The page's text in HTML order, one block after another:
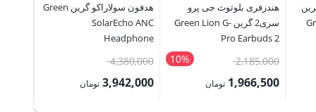
پرو 2 گرین
هندزفری بلوتوث جی پرو
سری2 گرین Green Lion G-
Pro Earbuds 2
10% 2,185,000قیمت
اصلی:1,966,500 تومان
هدفون سولاراکو گرین Green
SolarEcho ANC
Headphone
4,380,000قیمت
اصلی:3,942,000 تومان